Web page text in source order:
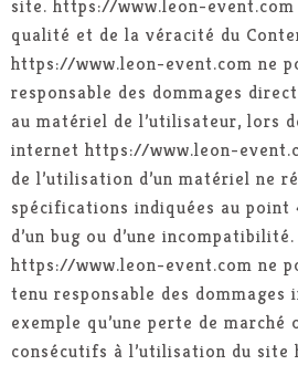
site. https://www.leon-
qualité et de la véracité du
https://www.leon-event.com ne
responsable des dommages
au matériel de l’utilisateur, lors
internet https://www.leon-
de l’utilisation d’un matériel ne
spécifications indiquées au point
d’un bug ou d’une incompatibilité.
https://www.leon-event.com ne
tenu responsable des
exemple qu’une perte de marché
consécutifs à l’utilisation du